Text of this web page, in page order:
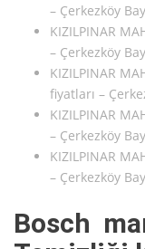
– Çerkezköy
KIZILPINAR
– Çerkezköy
KIZILPINAR
fiyatları –
KIZILPINAR
– Çerkezköy
KIZILPINAR
– Çerkezköy
Bosch